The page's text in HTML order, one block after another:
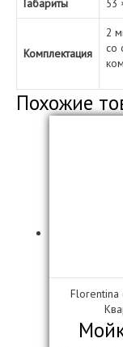
Габариты
53
Комплектация
2
со
Похожие
Florentina